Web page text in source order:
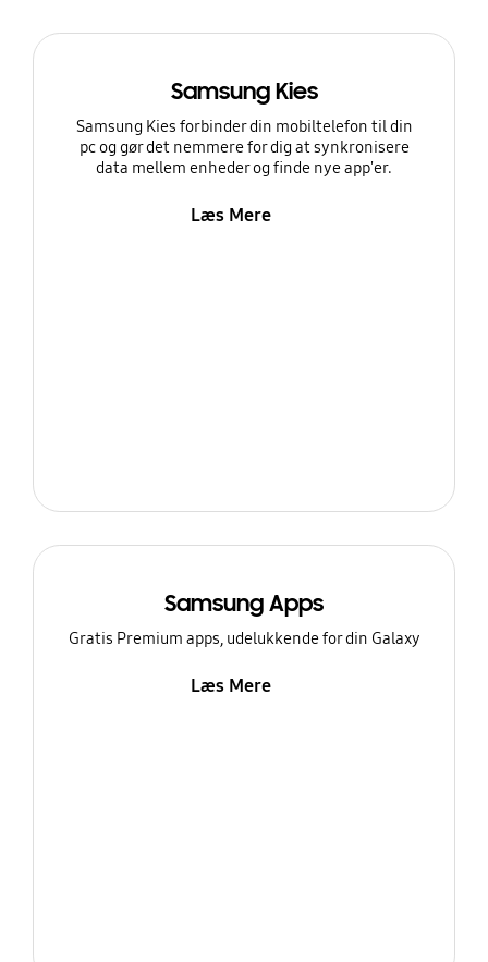
Samsung Kies
Samsung Kies forbinder din mobiltelefon til din
pc og gør det nemmere for dig at synkronisere
data mellem enheder og finde nye app'er.
Læs Mere
Samsung Apps
Gratis Premium apps, udelukkende for din Galaxy
Læs Mere